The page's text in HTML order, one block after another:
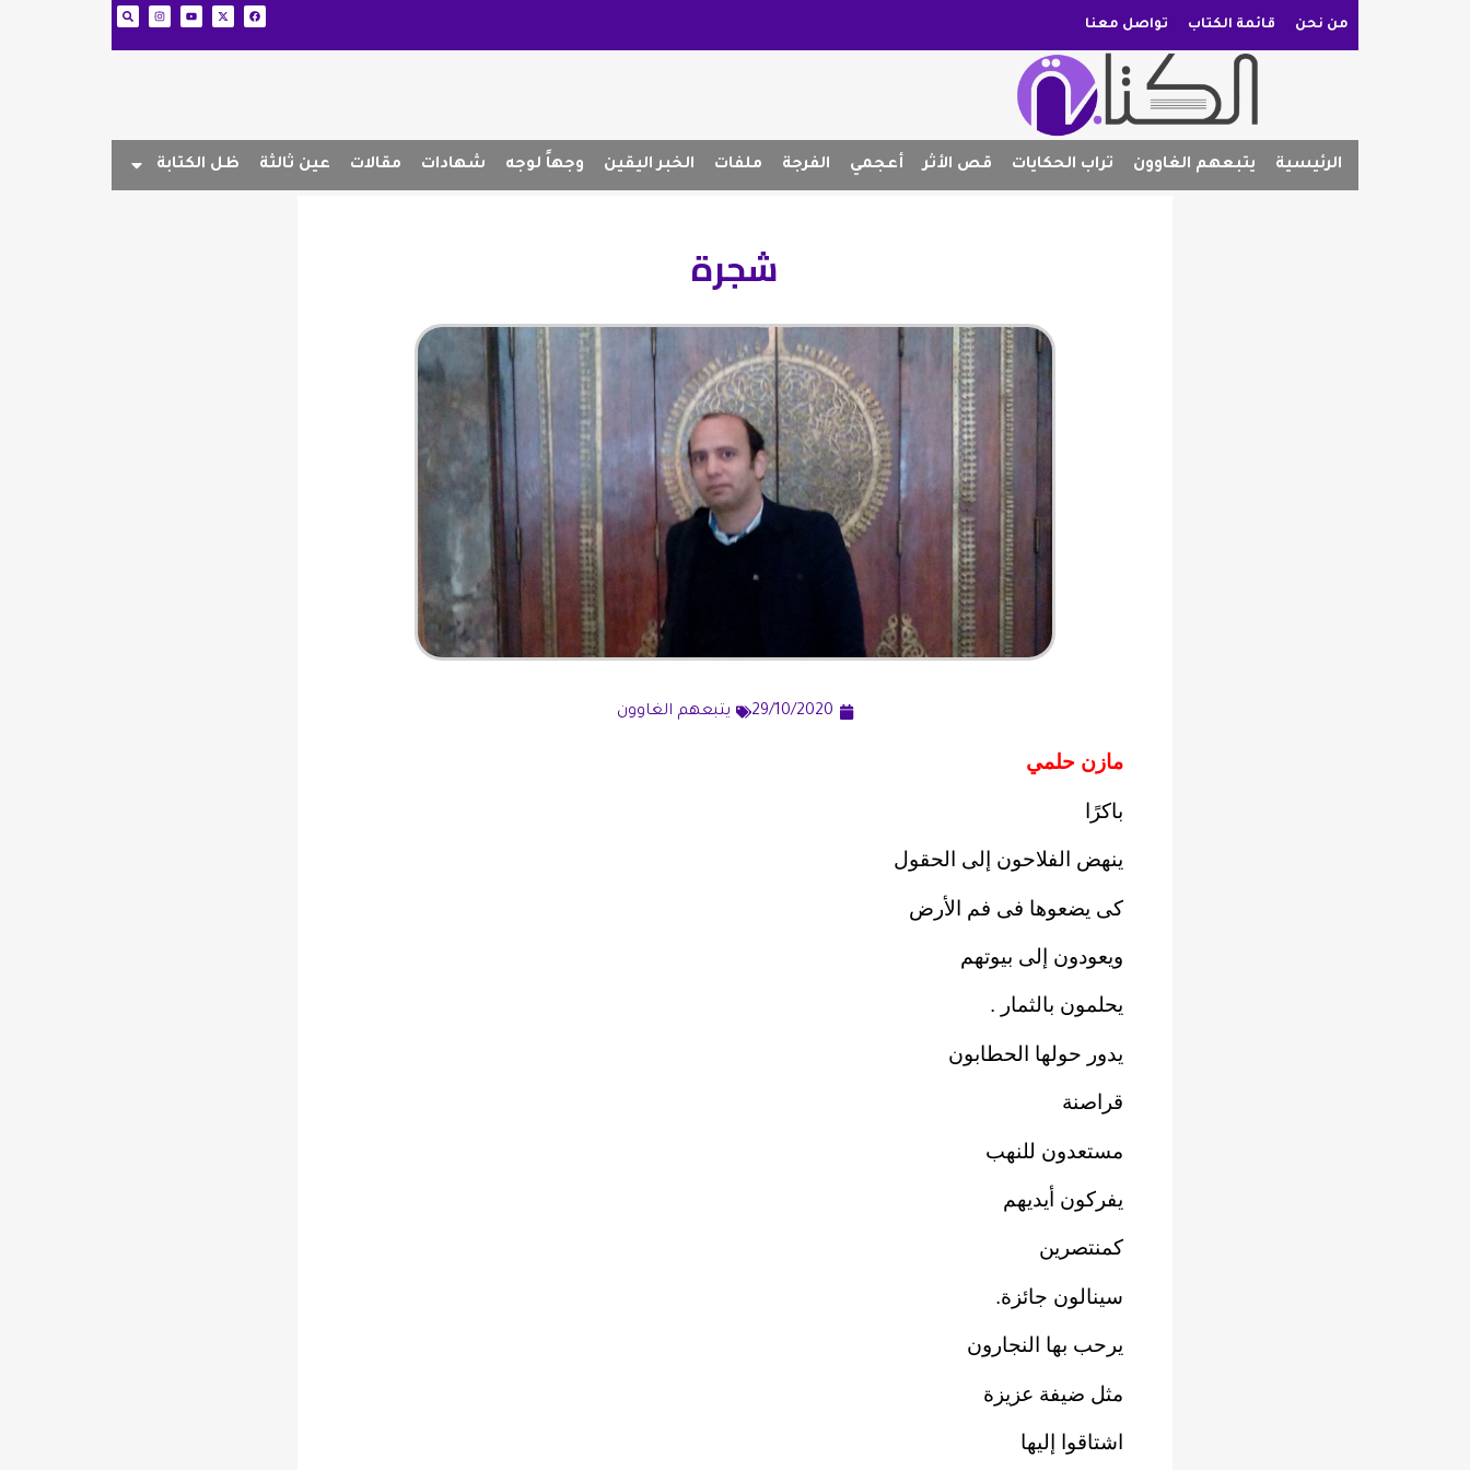
من نحن قائمة الكتاب تواصل معنا
الرئيسية يتبعهم الغاوون تراب الحكايات قص الأثر أعجمي الفرجة ملفات الخبر اليقين وجهاً لوجه شهادات مقالات عين ثالثة ظل الكتابة
شجرة
29/10/2020 يتبعهم الغاوون
مازن حلمي
باكرًا
ينهض الفلاحون إلى الحقول
كى يضعوها فى فم الأرض
ويعودون إلى بيوتهم
يحلمون بالثمار .
يدور حولها الحطابون
قراصنة
مستعدون للنهب
يفركون أيديهم
كمنتصرين
سينالون جائزة.
يرحب بها النجارون
مثل ضيفة عزيزة
اشتاقوا إليها